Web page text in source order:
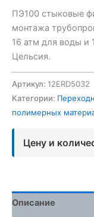
ПЭ100 стыковые
монтажа
16 атм для воды и
Цельсия.
Артикул: 12ERD5032
Категории:
полимерных
Цену и
Описание